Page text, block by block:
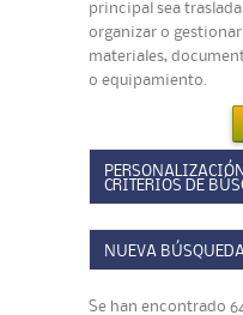
principal sea
organizar o
materiales,
o equipamiento.
CRITERIOS DE
NUEVA BÚSQUEDA
Se han encontrado